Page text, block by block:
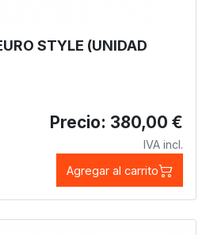
STYLE (UNIDAD
Precio: 380,00 €
IVA incl.
Agregar al carrito